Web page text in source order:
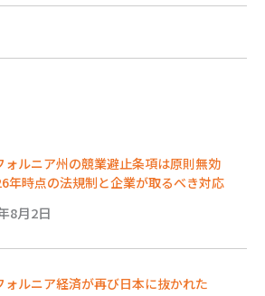
ォルニア州の競業避止条項は原則無効
年時点の法規制と企業が取るべき対応
8月2日
ォルニア経済が再び日本に抜かれた